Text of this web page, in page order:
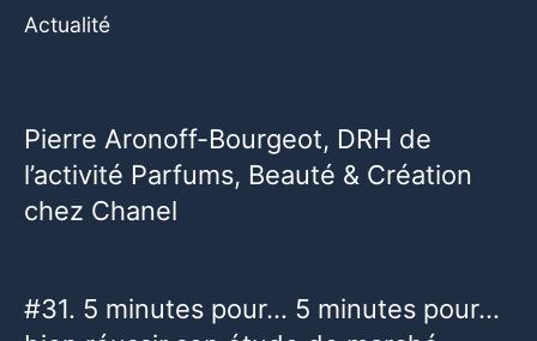
Actualité
Pierre Aronoff-Bourgeot, DRH de
l’activité Parfums, Beauté & Création
chez Chanel
#31. 5 minutes pour… 5 minutes pour…